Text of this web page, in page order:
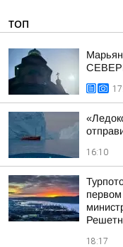
ТОП
16:10
18:17